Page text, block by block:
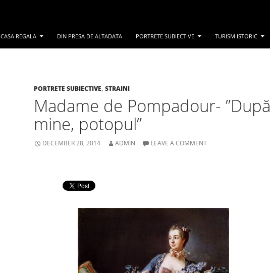
CASA REGALA DIN PRESA DE ALTADATA PORTRETE SUBIECTIVE TURISM ISTORIC
PORTRETE SUBIECTIVE, STRAINI
Madame de Pompadour- ”După
mine, potopul”
DECEMBER 28, 2014 ADMIN LEAVE A COMMENT